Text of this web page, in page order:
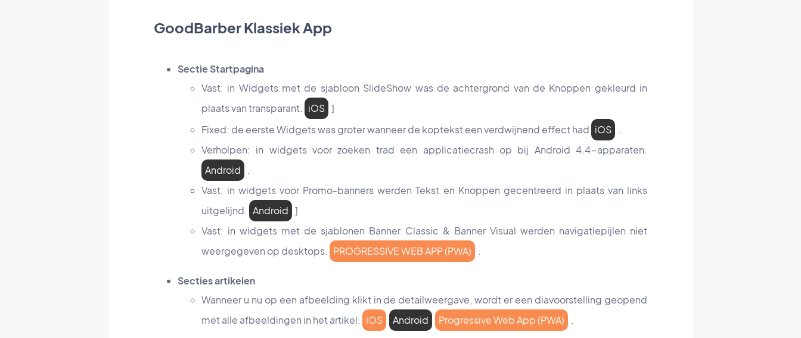
GoodBarber Klassiek App
Sectie Startpagina
Vast: in Widgets met de sjabloon SlideShow was de achtergrond van de Knoppen gekleurd in
plaats van transparant. iOS ]
Fixed: de eerste Widgets was groter wanneer de koptekst een verdwijnend effect had iOS
.
Verholpen: in widgets voor zoeken trad een applicatiecrash op bij Android 4.4-apparaten.
Android
.
Vast: in widgets voor Promo-banners werden Tekst en Knoppen gecentreerd in plaats van links
uitgelijnd. Android ]
Vast: in widgets met de sjablonen Banner Classic & Banner Visual werden navigatiepijlen niet
weergegeven op desktops. PROGRESSIVE WEB APP (PWA) .
Secties artikelen
Wanneer u nu op een afbeelding klikt in de detailweergave, wordt er een diavoorstelling geopend
met alle afbeeldingen in het artikel. iOS Android Progressive Web App (PWA) .